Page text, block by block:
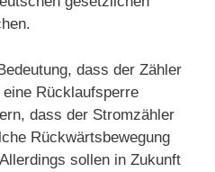
dass der Zähler
Rücklaufsperre
dass der Stromzähler
Rückwärtsbewegung
sollen in Zukunft